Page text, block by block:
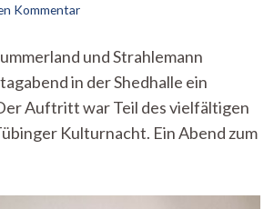
Kommentarzu
Moshpiten
und
Hüftenschwingen
–
Lummerland
und Strahlemann
in der Shedhalle ein
Auftritt war Teil des vielfältigen
Kulturnacht. Ein Abend zum